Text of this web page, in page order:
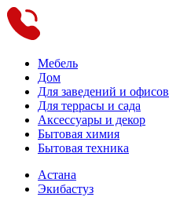
Мебель
Дом
Для заведений и офисов
Для террасы и сада
Аксессуары и декор
Бытовая химия
Бытовая техника
Астана
Экибастуз